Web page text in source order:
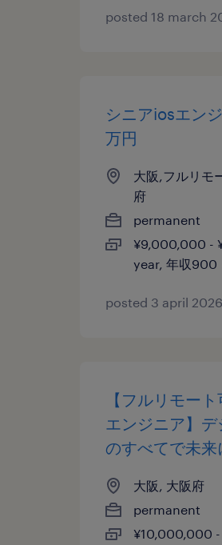
posted 18 march
シニアiosエン
万円
大阪,フルリモ
府
permanent
¥9,000,000 -
year, 年収900
posted 3 april 2026
【フルリモー
エンジニア】デ
のすべてで未来
大阪, 大阪府
permanent
¥10,000,000